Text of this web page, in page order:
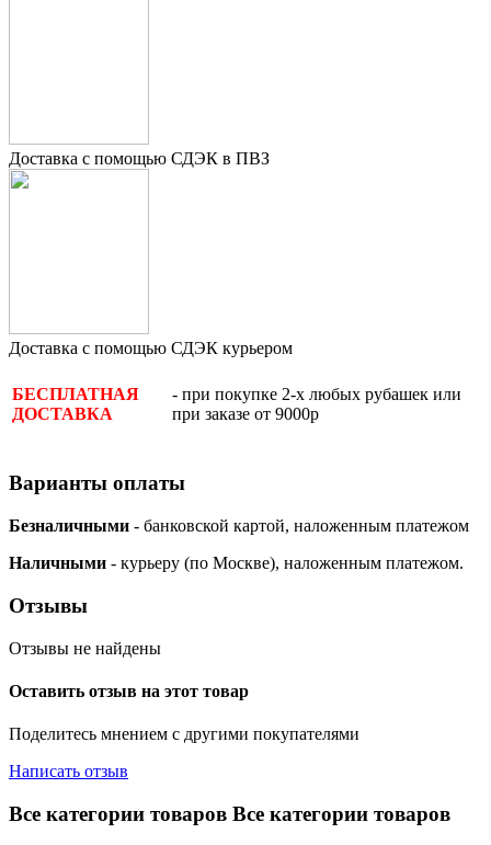
Доставка с помощью СДЭК в ПВЗ
Доставка с помощью СДЭК курьером
БЕСПЛАТНАЯ
ДОСТАВКА
- при покупке 2-х любых рубашек или
при заказе от 9000р
Варианты оплаты
Безналичными - банковской картой, наложенным платежом
Наличными - курьеру (по Москве), наложенным платежом.
Отзывы
Отзывы не найдены
Оставить отзыв на этот товар
Поделитесь мнением с другими покупателями
Написать отзыв
Все категории товаров Все категории товаров